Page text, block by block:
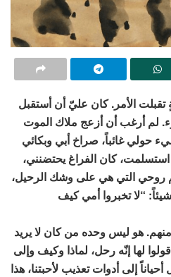
الأمر. كان عليّ أن أستقبل
لم أرغب أن أزعج ملاك الموت
حولي غائباً، صراخ أبي وبكائي
استسلمت، كان الفراغ يحتضنني،
روحي التي هي على وشك الرحيل،
“لا تخبروا أمي كيف
هو ليس وحده من كان لا يريد
لها إنّه رحل، لماذا وكيف وإلى
إلى أدوات تعذيب لأحبتنا، هذا